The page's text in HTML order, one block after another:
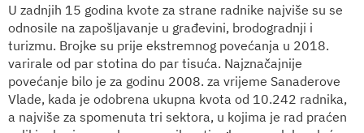
U zadnjih 15 godina kvote za strane radnike najviše su se
odnosile na zapošljavanje u građevini, brodogradnji i
turizmu. Brojke su prije ekstremnog povećanja u 2018.
varirale od par stotina do par tisuća. Najznačajnije
povećanje bilo je za godinu 2008. za vrijeme Sanaderove
Vlade, kada je odobrena ukupna kvota od 10.242 radnika,
a najviše za spomenuta tri sektora, u kojima je rad praćen